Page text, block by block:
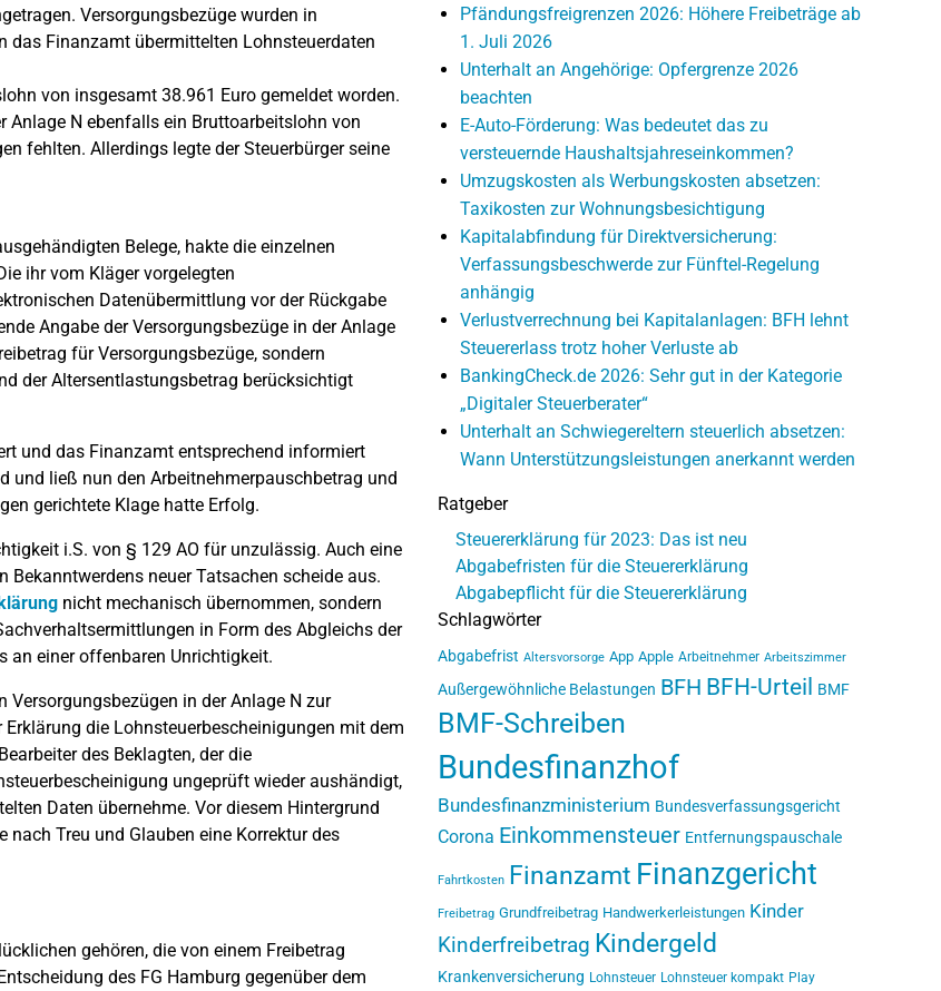
Versorgungsbezüge wurden in
das Finanzamt übermittelten Lohnsteuerdaten
von insgesamt 38.961 Euro gemeldet worden.
Anlage N ebenfalls ein Bruttoarbeitslohn von
fehlten. Allerdings legte der Steuerbürger seine
Belege, hakte die einzelnen
ihr vom Kläger vorgelegten
Datenübermittlung vor der Rückgabe
Angabe der Versorgungsbezüge in der Anlage
für Versorgungsbezüge, sondern
der Altersentlastungsbetrag berücksichtigt
und das Finanzamt entsprechend informiert
und ließ nun den Arbeitnehmerpauschbetrag und
gerichtete Klage hatte Erfolg.
i.S. von § 129 AO für unzulässig. Auch eine
neuer Tatsachen scheide aus.
nicht mechanisch übernommen, sondern
in Form des Abgleichs der
an einer offenbaren Unrichtigkeit.
Versorgungsbezügen in der Anlage N zur
die Lohnsteuerbescheinigungen mit dem
des Beklagten, der die
ungeprüft wieder aushändigt,
Daten übernehme. Vor diesem Hintergrund
Treu und Glauben eine Korrektur des
gehören, die von einem Freibetrag
des FG Hamburg gegenüber dem
Pfändungsfreigrenzen 2026: Höhere Freibeträge ab
1. Juli 2026
Unterhalt an Angehörige: Opfergrenze 2026
beachten
E-Auto-Förderung: Was bedeutet das zu
versteuernde Haushaltsjahreseinkommen?
Umzugskosten als Werbungskosten absetzen:
Taxikosten zur Wohnungsbesichtigung
Kapitalabfindung für Direktversicherung:
Verfassungsbeschwerde zur Fünftel-Regelung
anhängig
Verlustverrechnung bei Kapitalanlagen: BFH lehnt
Steuererlass trotz hoher Verluste ab
BankingCheck.de 2026: Sehr gut in der Kategorie
„Digitaler Steuerberater“
Unterhalt an Schwiegereltern steuerlich absetzen:
Wann Unterstützungsleistungen anerkannt werden
Ratgeber
Steuererklärung für 2023: Das ist neu
Abgabefristen für die Steuererklärung
Abgabepflicht für die Steuererklärung
Schlagwörter
Abgabefrist Altersvorsorge App Apple Arbeitnehmer Arbeitszimmer
Außergewöhnliche Belastungen BFH BFH-Urteil BMF
BMF-Schreiben
Bundesfinanzhof
Bundesfinanzministerium Bundesverfassungsgericht
Corona Einkommensteuer Entfernungspauschale
Fahrtkosten Finanzamt Finanzgericht
Freibetrag Grundfreibetrag Handwerkerleistungen Kinder
Kinderfreibetrag Kindergeld
Krankenversicherung Lohnsteuer Lohnsteuer kompakt Play